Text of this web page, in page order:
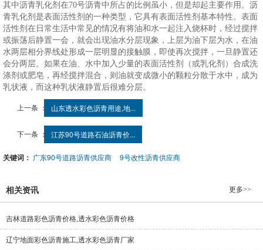
其中沥青乳化剂在70号沥青中所占的比例虽小，但是却起主要作用。沥
青乳化剂是表面活性剂的一种类型，它具有表面活性剂基本特性。表面
活性剂在日常生活中常见的情况有将油和水一起注入烧杯时，经过搅拌
或振荡后静置一会，就会出现油水分层现象，上层为油下层为水，在油
水两层相分界线处形成一层明显的接触膜，即使再次搅拌，一旦静置还
会分两层。如果在油、水中加入少量的表面活性剂（或乳化剂）合成洗
涤剂或肥皂，再经搅拌混合，则油就变成微小的颗粒分散于水中，成为
乳状液，而这种乳状液静置后很难分层。
上一条 ： 山东透水彩色沥青用途,地...
下一条 ： 江苏90号道路石油沥青价...
关键词： 广东90号道路沥青供应商 9号改性沥青供应商
相关资讯 更多>>
吉林道路彩色沥青价格,透水彩色沥青价格
辽宁地面彩色沥青施工,透水彩色沥青厂家